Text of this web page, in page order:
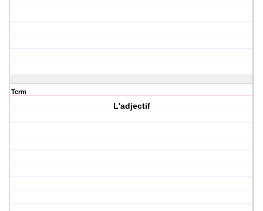
Term
L'adjectif